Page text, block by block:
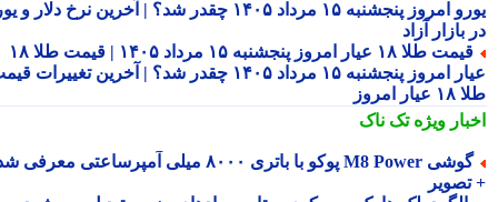
یورو امروز پنجشنبه ۱۵ مرداد ۱۴۰۵ چقدر شد؟ | آخرین نرخ دلار و یورو
آزاد
قیمت طلا ۱۸ عیار امروز پنجشنبه ۱۵ مرداد ۱۴۰۵ | قیمت طلا ۱۸
عیار امروز پنجشنبه ۱۵ مرداد ۱۴۰۵ چقدر شد؟ | آخرین تغییرات قیمت
امروز
ویژهتک ناک
گوشی M8 Power پوکو با باتری ۸۰۰۰ میلی آمپرساعتی معرفی شد